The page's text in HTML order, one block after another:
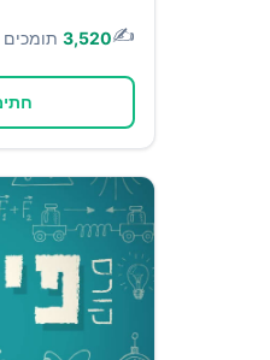
✍️
3,520 תומכים